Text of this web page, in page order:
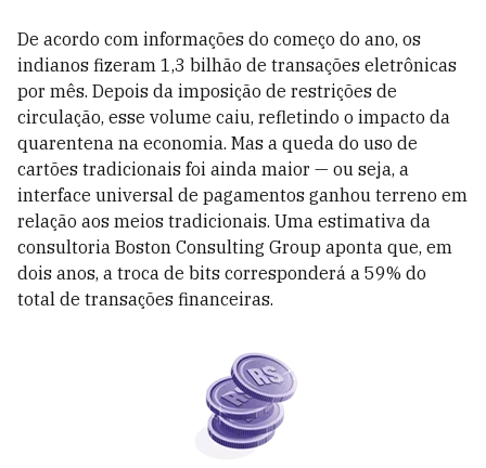
De acordo com informações do começo do ano, os
indianos fizeram 1,3 bilhão de transações eletrônicas
por mês. Depois da imposição de restrições de
circulação, esse volume caiu, refletindo o impacto da
quarentena na economia. Mas a queda do uso de
cartões tradicionais foi ainda maior — ou seja, a
interface universal de pagamentos ganhou terreno em
relação aos meios tradicionais. Uma estimativa da
consultoria Boston Consulting Group aponta que, em
dois anos, a troca de bits corresponderá a 59% do
total de transações financeiras.